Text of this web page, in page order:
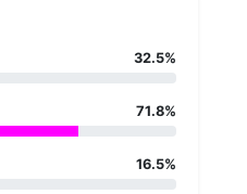
32.5%
71.8%
16.5%